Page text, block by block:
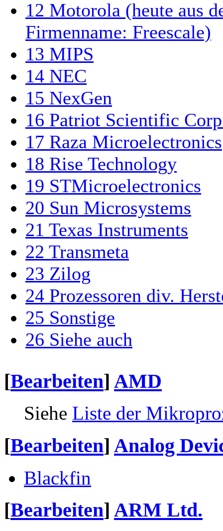
12 Motorola (heute aus
Firmenname: Freescale)
13 MIPS
14 NEC
15 NexGen
16 Patriot Scientific
17 Raza Microelectronics
18 Rise Technology
19 STMicroelectronics
20 Sun Microsystems
21 Texas Instruments
22 Transmeta
23 Zilog
24 Prozessoren div.
25 Sonstige
26 Siehe auch
[Bearbeiten] AMD
Siehe Liste der
[Bearbeiten] Analog
Blackfin
[Bearbeiten] ARM Ltd.